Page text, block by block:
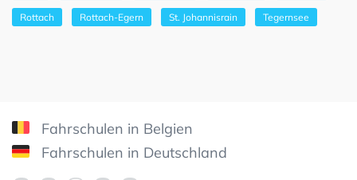
Rottach Rottach-Egern St. Johannisrain Tegernsee
Fahrschulen in Belgien
Fahrschulen in Deutschland